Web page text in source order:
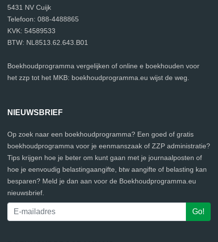
5431 NV Cuijk
Telefoon: 088-4488865
KVK: 54589533
BTW: NL8513.62.643.B01
Boekhoudprogramma vergelijken of online e boekhouden voor
het zzp tot het MKB: boekhoudprogramma.eu wijst de weg.
NIEUWSBRIEF
Op zoek naar een boekhoudprogramma? Een goed of gratis
boekhoudprogramma voor je eenmanszaak of ZZP administratie?
Tips krijgen hoe je beter om kunt gaan met je journaalposten of
hoe je eenvoudig belastingaangifte, btw aangifte of belasting kan
besparen? Meld je dan aan voor de Boekhoudprogramma.eu
nieuwsbrief.